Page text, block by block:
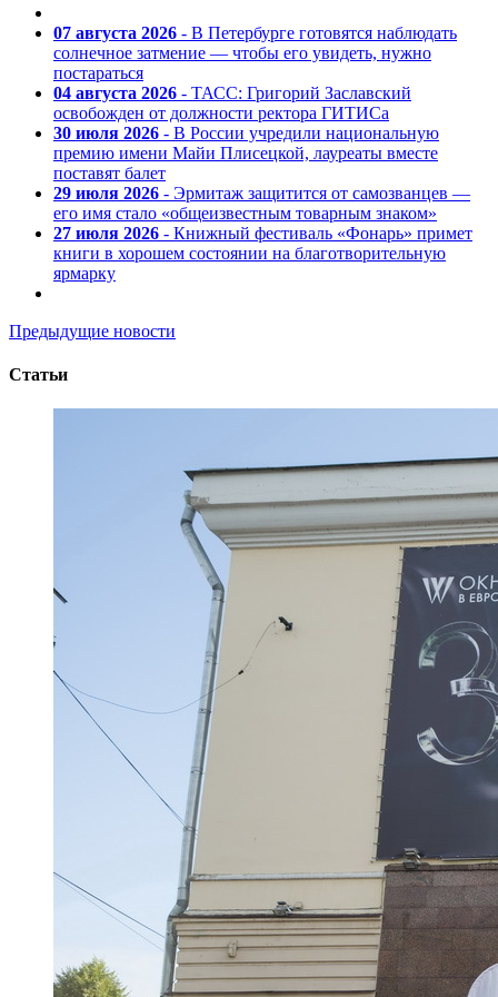
07 августа 2026 - В Петербурге готовятся наблюдать
солнечное затмение — чтобы его увидеть, нужно
постараться
04 августа 2026 - ТАСС: Григорий Заславский
освобожден от должности ректора ГИТИСа
30 июля 2026 - В России учредили национальную
премию имени Майи Плисецкой, лауреаты вместе
поставят балет
29 июля 2026 - Эрмитаж защитится от самозванцев —
его имя стало «общеизвестным товарным знаком»
27 июля 2026 - Книжный фестиваль «Фонарь» примет
книги в хорошем состоянии на благотворительную
ярмарку
Предыдущие новости
Статьи